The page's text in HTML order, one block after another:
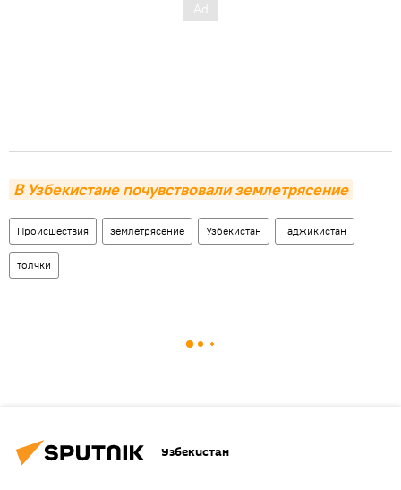
В Узбекистане почувствовали землетрясение
Происшествия землетрясение Узбекистан Таджикистан
толчки
Узбекистан